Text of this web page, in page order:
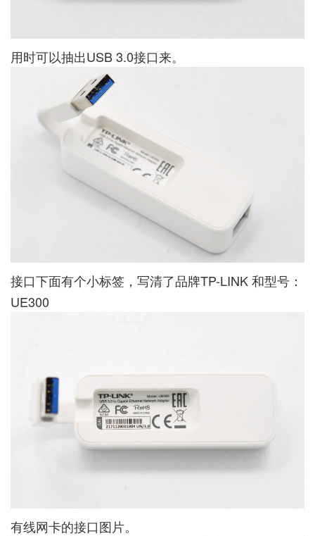
用时可以抽出USB 3.0接口来。
接口下面有个小标签，写清了品牌TP-LINK 和型号：
UE300
有线网卡的接口图片。